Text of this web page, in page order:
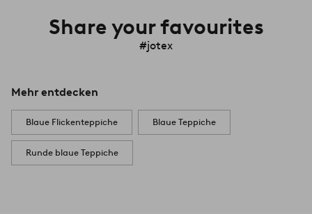
Share your favourites
#jotex
Mehr entdecken
Blaue Flickenteppiche Blaue Teppiche
Runde blaue Teppiche